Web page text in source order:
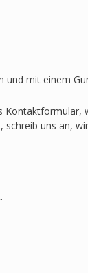
und mit einem
Kontaktformular,
uns an,